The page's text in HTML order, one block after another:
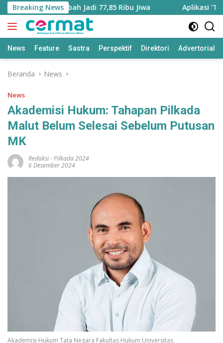
Langsung
ke
konten
Breaking News
Bertambah Jadi 77,85 Ribu Jiwa Aplikasi ‘Teras
News Feature Sastra Perspektif Direktori Advertorial
Beranda News
News
Akademisi Hukum: Tahapan Pilkada
Malut Belum Selesai Sebelum Putusan
MK
Redaksi-Pilkada 2024
6 Desember 2024
Akademisi Hukum Tata Negara Fakultas Hukum Universitas